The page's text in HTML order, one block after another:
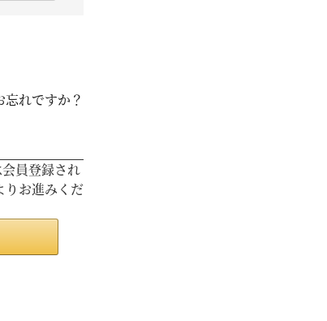
れですか？
員登録され
お進みくだ